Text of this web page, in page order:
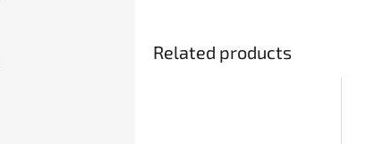
Related products